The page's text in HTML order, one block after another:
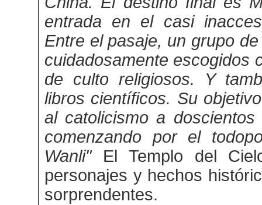
entrada en el casi
Entre el pasaje, un grupo
cuidadosamente escogidos
de culto religiosos. Y
libros científicos. Su
al catolicismo a
comenzando por el
Wanli"El Templo del
personajes y hechos
sorprendentes.